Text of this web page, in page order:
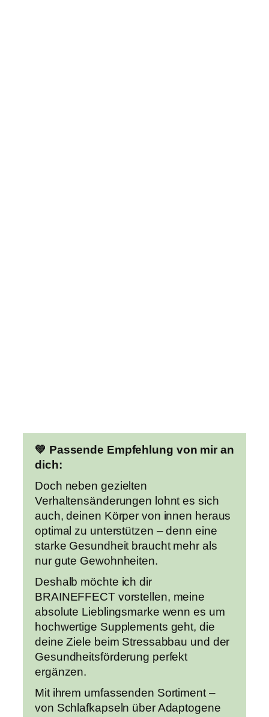
💚 Passende Empfehlung von mir an
dich:
Doch neben gezielten
Verhaltensänderungen lohnt es sich
auch, deinen Körper von innen heraus
optimal zu unterstützen – denn eine
starke Gesundheit braucht mehr als
nur gute Gewohnheiten.
Deshalb möchte ich dir
BRAINEFFECT vorstellen, meine
absolute Lieblingsmarke wenn es um
hochwertige Supplements geht, die
deine Ziele beim Stressabbau und der
Gesundheitsförderung perfekt
ergänzen.
Mit ihrem umfassenden Sortiment –
von Schlafkapseln über Adaptogene